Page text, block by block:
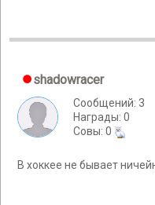
shadowracer
Сообщений: 3
Награды: 0
Cовы: 0
В хоккее не бывает